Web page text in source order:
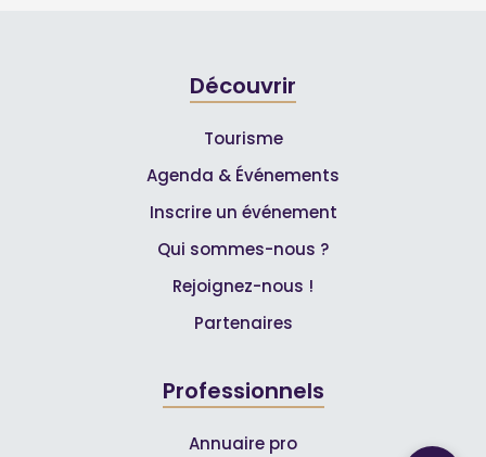
Découvrir
Tourisme
Agenda & Événements
Inscrire un événement
Qui sommes-nous ?
Rejoignez-nous !
Partenaires
Professionnels
Annuaire pro